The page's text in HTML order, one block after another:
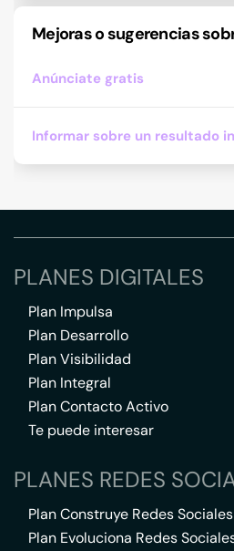
Mejoras o sugerencias
Anúnciate gratis
Informar sobre un resultado
PLANES DIGITALES
Plan Impulsa
Plan Desarrollo
Plan Visibilidad
Plan Integral
Plan Contacto Activo
Te puede interesar
PLANES REDES
Plan Construye Redes Sociales
Plan Evoluciona Redes